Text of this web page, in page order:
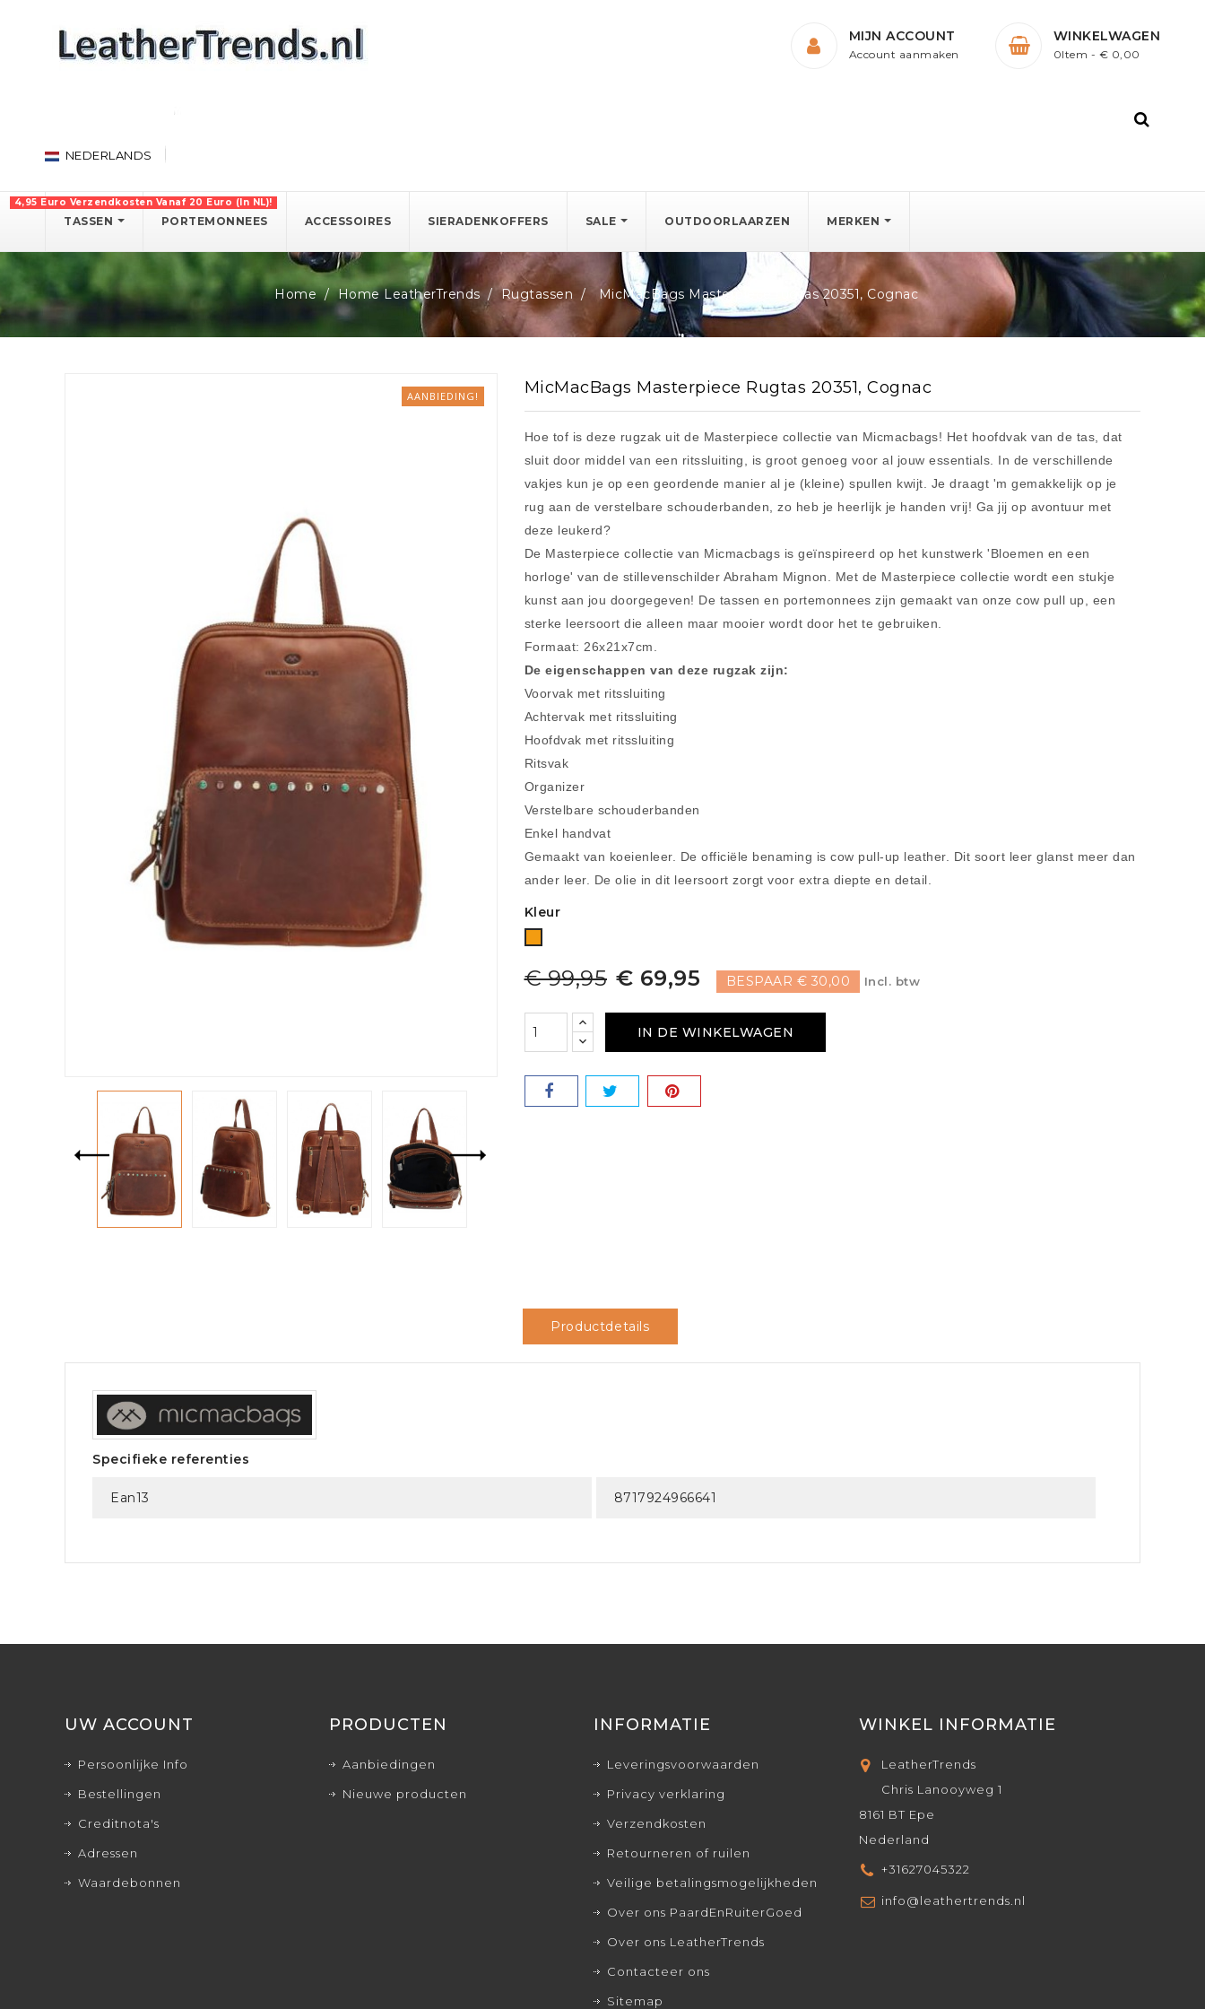
WINKELWAGEN
0Item - € 0,00
MIJN ACCOUNT
Account aanmaken
NEDERLANDS
TASSEN PORTEMONNEES
4,95 Euro Verzendkosten Vanaf 20 Euro (in NL)!
ACCESSOIRES SIERADENKOFFERS SALE OUTDOORLAARZEN MERKEN
Home Home LeatherTrends Rugtassen MicMacBags Masterpiece rugtas 20351, Cognac
AANBIEDING! MicMacBags Masterpiece Rugtas 20351, Cognac
Hoe tof is deze rugzak uit de Masterpiece collectie van Micmacbags! Het hoofdvak van de tas, dat
sluit door middel van een ritssluiting, is groot genoeg voor al jouw essentials. In de verschillende
vakjes kun je op een geordende manier al je (kleine) spullen kwijt. Je draagt 'm gemakkelijk op je
rug aan de verstelbare schouderbanden, zo heb je heerlijk je handen vrij! Ga jij op avontuur met
deze leukerd?
De Masterpiece collectie van Micmacbags is geïnspireerd op het kunstwerk 'Bloemen en een
horloge' van de stillevenschilder Abraham Mignon. Met de Masterpiece collectie wordt een stukje
kunst aan jou doorgegeven! De tassen en portemonnees zijn gemaakt van onze cow pull up, een
sterke leersoort die alleen maar mooier wordt door het te gebruiken.
Formaat: 26x21x7cm.
De eigenschappen van deze rugzak zijn:
Voorvak met ritssluiting
Achtervak met ritssluiting
Hoofdvak met ritssluiting
Ritsvak
Organizer
Verstelbare schouderbanden
Enkel handvat
Gemaakt van koeienleer. De officiële benaming is cow pull-up leather. Dit soort leer glanst meer dan
ander leer. De olie in dit leersoort zorgt voor extra diepte en detail.
Kleur
Oranje
€ 99,95 € 69,95 BESPAAR € 30,00 Incl. btw
IN DE WINKELWAGEN
Productdetails
Specifieke referenties
Ean13 8717924966641
UW ACCOUNT
Persoonlijke Info
Bestellingen
Creditnota's
Adressen
Waardebonnen
PRODUCTEN
Aanbiedingen
Nieuwe producten
INFORMATIE
Leveringsvoorwaarden
Privacy verklaring
Verzendkosten
Retourneren of ruilen
Veilige betalingsmogelijkheden
Over ons PaardEnRuiterGoed
Over ons LeatherTrends
Contacteer ons
Sitemap
WINKEL INFORMATIE
LeatherTrends
Chris Lanooyweg 1
8161 BT Epe
Nederland
+31627045322
info@leathertrends.nl